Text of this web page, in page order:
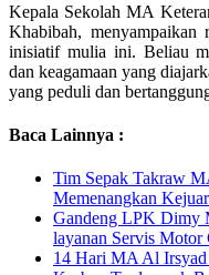
Kepala Sekolah MA
Khabibah, menyampaikan
inisiatif mulia ini. Beliau
dan keagamaan yang
yang peduli dan
Baca Lainnya :
Tim Sepak Takraw
Memenangkan
Gandeng LPK Dimy
layanan Servis
14 Hari MA Al